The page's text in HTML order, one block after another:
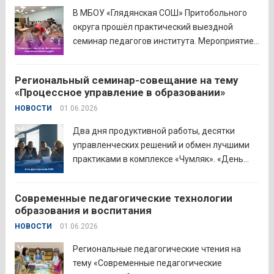
аттестацию в форме экзамена и получили
Читать дальше
В МБОУ «Глядянская СОШ» Притобольного
округа прошёл практический выездной
семинар педагогов института. Мероприятие
делегата. Открывая встречу, заместитель
руководителя Управления образования
Притобольного муниципального округа
Наталья Сергеевна Иванова подчеркнула
важность очных практических встреч для...
Региональный семинар-совещание на тему
«Процессное управление в образовании»
НОВОСТИ 01.06.2026
Два дня продуктивной работы, десятки
управленческих решений и обмен лучшими
практиками в комплексе «Чумляк». «День
управления образованием для обсуждения
ключевых задач и развития системы
образования региона. Заместитель
губернатора по социальной политике
Наталья...
Современные педагогические технологии
образования и воспитания
НОВОСТИ 01.06.2026
Региональные педагогические чтения на
тему «Современные педагогические